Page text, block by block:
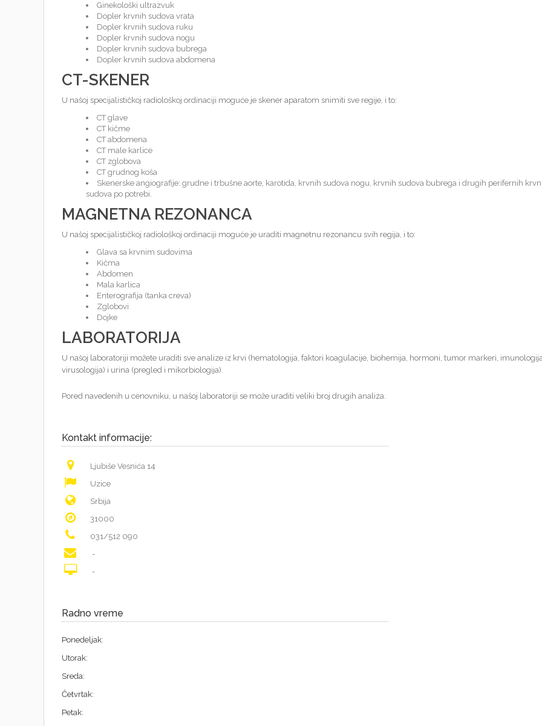
Ginekološki ultrazvuk
Dopler krvnih sudova vrata
Dopler krvnih sudova ruku
Dopler krvnih sudova nogu
Dopler krvnih sudova bubrega
Dopler krvnih sudova abdomena
CT-SKENER
U našoj specijalističkoj radiološkoj ordinaciji moguće je skener aparatom snimiti sve regije, i to:
CT glave
CT kičme
CT abdomena
CT male karlice
CT zglobova
CT grudnog koša
Skenerske angiografije: grudne i trbušne aorte, karotida, krvnih sudova nogu, krvnih sudova bubrega i drugih perifernih
sudova po potrebi.
MAGNETNA REZONANCA
U našoj specijalističkoj radiološkoj ordinaciji moguće je uraditi magnetnu rezonancu svih regija, i to:
Glava sa krvnim sudovima
Kičma
Abdomen
Mala karlica
Enterografija (tanka creva)
Zglobovi
Dojke
LABORATORIJA
U našoj laboratoriji možete uraditi sve analize iz krvi (hematologija, faktori koagulacije, biohemija, hormoni, tumor markeri,
virusologija) i urina (pregled i mikorbiologija).
Pored navedenih u cenovniku, u našoj laboratoriji se može uraditi veliki broj drugih analiza.
Kontakt informacije:
Ljubiše Vesnića 14
Uzice
Srbija
31000
031/512 090
-
-
Radno vreme
Ponedeljak:
Utorak:
Sreda:
Četvrtak:
Petak: